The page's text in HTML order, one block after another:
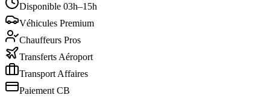
Disponible 03h–15h
Véhicules Premium
Chauffeurs Pros
Transferts Aéroport
Transport Affaires
Paiement CB